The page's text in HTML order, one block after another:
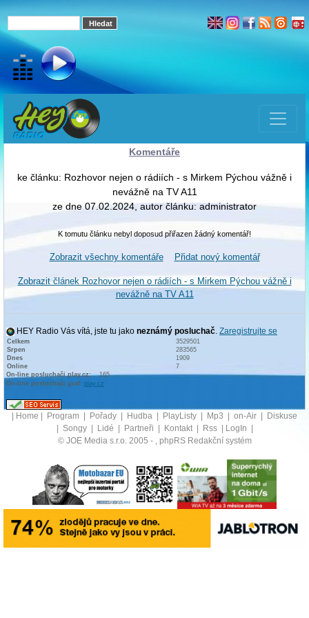
Komentáře
ke článku: Rozhovor nejen o rádiích - s Mirkem Pýchou vážně i
nevážně na TV A11
ze dne 07.02.2024, autor článku: administrator
K tomutu článku nebyl doposud přiřazen žádný komentář!
Zobrazit všechny komentáře Přidat nový komentář
Zobrazit článek Rozhovor nejen o rádiích - s Mirkem Pýchou vážně i
nevážně na TV A11
HEY Radio Vás vítá, jste tu jako neznámý posluchač. Zaregistrujte se
Celkem
3529501
Srpen
283565
Dnes
1909
Online
7
On-line posluchači play.cz:
165
On-line posluchači graf: play.cz
Home Program Pořady Hudba PlayListy Mp3 on-Air
Diskuse
Songy Lidé Partneři Kontakt Rss LogIn
© JOE Media s.r.o. 2005 - , phpRS Redakční systém